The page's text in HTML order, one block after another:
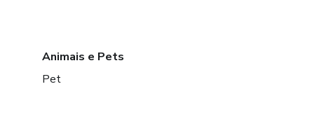
Animais e Pets
Pet